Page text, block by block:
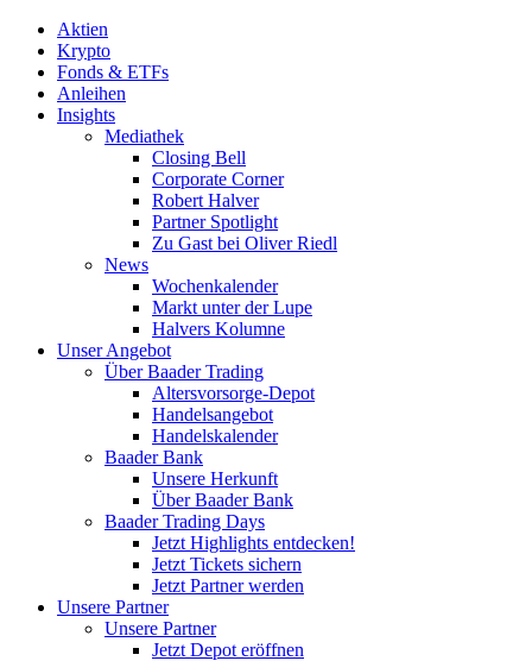
Aktien
Krypto
Fonds & ETFs
Anleihen
Insights
Mediathek
Closing Bell
Corporate Corner
Robert Halver
Partner Spotlight
Zu Gast bei Oliver Riedl
News
Wochenkalender
Markt unter der Lupe
Halvers Kolumne
Unser Angebot
Über Baader Trading
Altersvorsorge-Depot
Handelsangebot
Handelskalender
Baader Bank
Unsere Herkunft
Über Baader Bank
Baader Trading Days
Jetzt Highlights entdecken!
Jetzt Tickets sichern
Jetzt Partner werden
Unsere Partner
Unsere Partner
Jetzt Depot eröffnen